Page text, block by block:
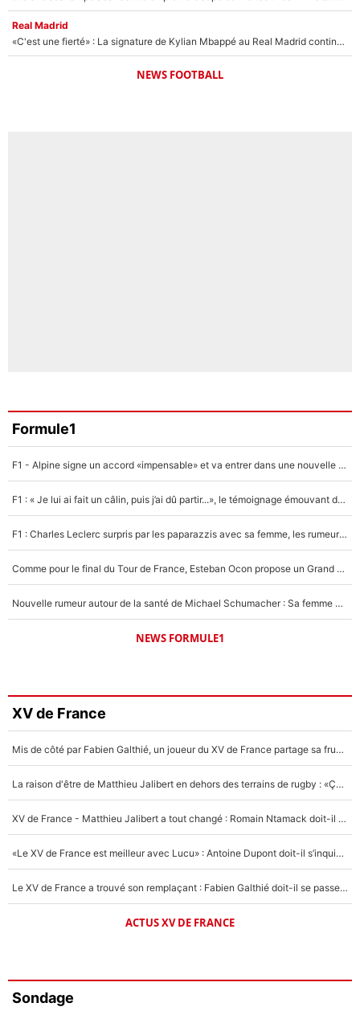
Real Madrid
«C'est une fierté» : La signature de Kylian Mbappé au Real Madrid continue de régaler l'Espagne
NEWS FOOTBALL
Formule1
F1 - Alpine signe un accord «impensable» et va entrer dans une nouvelle dimension : Grande nouvelle pour Pierre Gasly !
F1 : « Je lui ai fait un câlin, puis j’ai dû partir...», le témoignage émouvant de Max Verstappen sur sa fille
F1 : Charles Leclerc surpris par les paparazzis avec sa femme, les rumeurs étaient vraies !
Comme pour le final du Tour de France, Esteban Ocon propose un Grand Prix de Formule 1 à Paris : «Autour de l’Arc de Triomphe, ce serait génial» !
Nouvelle rumeur autour de la santé de Michael Schumacher : Sa femme Corinna sort du silence
NEWS FORMULE1
XV de France
Mis de côté par Fabien Galthié, un joueur du XV de France partage sa frustration : «ils ne me l’ont pas dit tout de suite»
La raison d'être de Matthieu Jalibert en dehors des terrains de rugby : «Ça m'atteint autant que si tu touches à un membre de ma famille»
XV de France - Matthieu Jalibert a tout changé : Romain Ntamack doit-il s’inquiéter pour sa place à un an de la Coupe du monde ?
«Le XV de France est meilleur avec Lucu» : Antoine Dupont doit-il s’inquiéter pour sa place ?
Le XV de France a trouvé son remplaçant : Fabien Galthié doit-il se passer d'Antoine Dupont ?
ACTUS XV DE FRANCE
Sondage